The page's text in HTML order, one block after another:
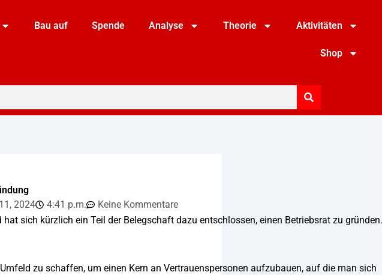
Bau auf Spende Analyse Theorie Aktivitäten
Shop
2024 4:41 p.m.
Keine Kommentare
sich kürzlich ein Teil der Belegschaft dazu entschlossen, einen Betriebsrat zu gründen.
zu schaffen, um einen Kern an Vertrauenspersonen aufzubauen, auf die man sich